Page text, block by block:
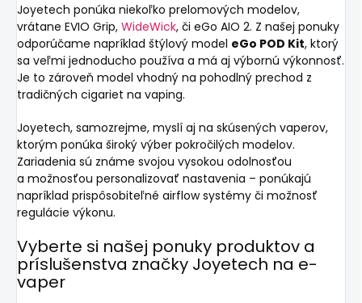
Joyetech ponúka niekoľko prelomových modelov,
vrátane EVIO Grip, WideWick, či eGo AIO 2. Z našej ponuky
odporúčame napríklad štýlový model eGo POD Kit, ktorý
sa veľmi jednoducho používa a má aj výbornú výkonnosť.
Je to zároveň model vhodný na pohodlný prechod z
tradičných cigariet na vaping.
Joyetech, samozrejme, myslí aj na skúsených vaperov,
ktorým ponúka široký výber pokročilých modelov.
Zariadenia sú známe svojou vysokou odolnosťou
a možnosťou personalizovať nastavenia – ponúkajú
napríklad prispôsobiteľné airflow systémy či možnosť
regulácie výkonu.
Vyberte si našej ponuky produktov a
príslušenstva značky Joyetech na e-
vaper